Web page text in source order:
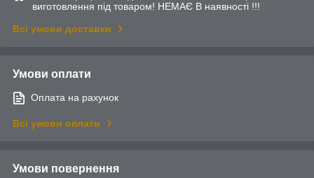
виготовлення під товаром! НЕМАЄ В наявності !!!
Всі умови доставки
Умови оплати
Оплата на рахунок
Всі умови оплати
Умови повернення